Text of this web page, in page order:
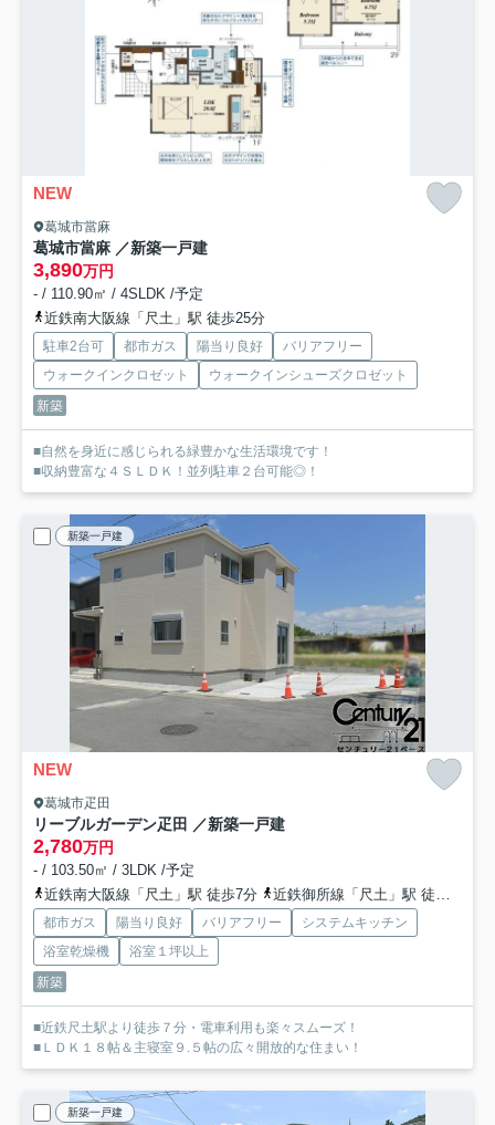
NEW
葛城市當麻
葛城市當麻 ／新築一戸建
3,890万円
- / 110.90㎡ / 4SLDK /予定
近鉄南大阪線「尺土」駅 徒歩25分
駐車2台可 都市ガス 陽当り良好
バリアフリー
ウォークインクロゼット
ウォークインシューズクロゼット
新築
■自然を身近に感じられる緑豊かな生活環境です！
■収納豊富な４ＳＬＤＫ！並列駐車２台可能◎！
新築一戸建
NEW
葛城市疋田
リーブルガーデン疋田 ／新築一戸建
2,780万円
- / 103.50㎡ / 3LDK /予定
近鉄南大阪線「尺土」駅 徒歩7分
近鉄御所線「尺土」駅 徒歩7分
都市ガス 陽当り良好 バリアフリー
システムキッチン
浴室乾燥機
浴室１坪以上
新築
■近鉄尺土駅より徒歩７分・電車利用も楽々スムーズ！
■ＬＤＫ１８帖＆主寝室９.５帖の広々開放的な住まい！
新築一戸建